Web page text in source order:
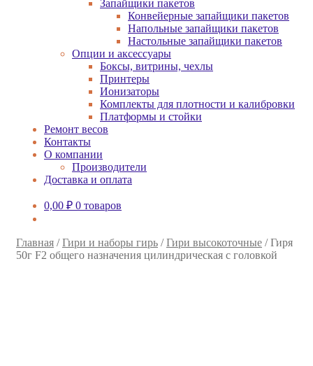
Запайщики пакетов
Конвейерные запайщики пакетов
Напольные запайщики пакетов
Настольные запайщики пакетов
Опции и аксессуары
Боксы, витрины, чехлы
Принтеры
Ионизаторы
Комплекты для плотности и калибровки
Платформы и стойки
Ремонт весов
Контакты
О компании
Производители
Доставка и оплата
0,00 ₽ 0 товаров
Главная /Гири и наборы гирь /Гири высокоточные /Гиря
50г F2 общего назначения цилиндрическая с головкой